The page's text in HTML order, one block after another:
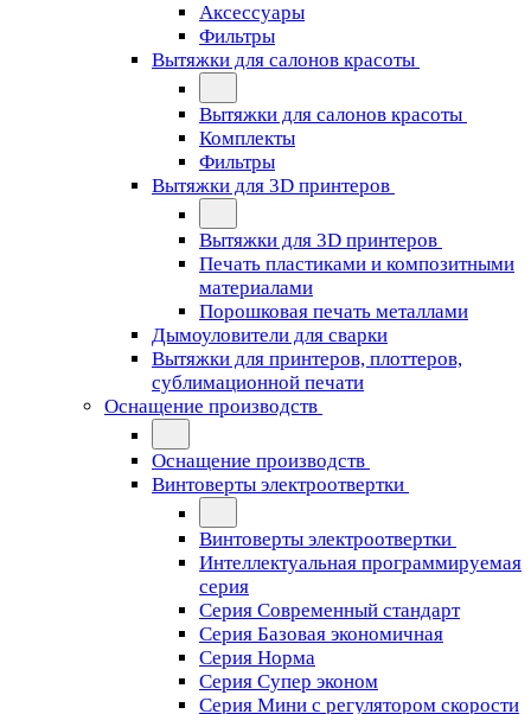
Аксессуары
Фильтры
Вытяжки для салонов красоты
Вытяжки для салонов красоты
Комплекты
Фильтры
Вытяжки для 3D принтеров
Вытяжки для 3D принтеров
Печать пластиками и композитными
материалами
Порошковая печать металлами
Дымоуловители для сварки
Вытяжки для принтеров, плоттеров,
сублимационной печати
Оснащение производств
Оснащение производств
Винтоверты электроотвертки
Винтоверты электроотвертки
Интеллектуальная программируемая
серия
Серия Современный стандарт
Серия Базовая экономичная
Серия Норма
Серия Cупер эконом
Серия Мини с регулятором скорости